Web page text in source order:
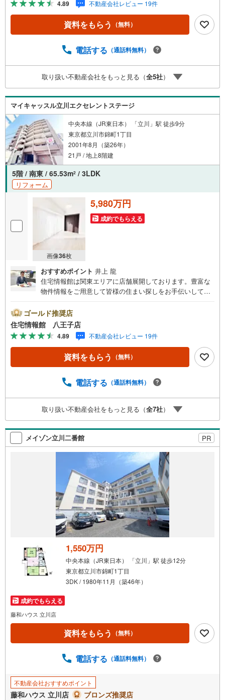
ますので、お気軽にご相談ください。
4.89 不動産会社レビュー 19件
資料をもらう （無料）
電話する （通話料無料）
取り扱い不動産会社をもっと見る（全5社）
マイキャッスル立川エクセレントステージ
中央本線（JR東日本） 「立川」駅 徒歩9分
東京都立川市錦町1丁目
2001年8月（築26年）
21戸 / 地上8階建
5階 / 南東 / 65.53m2 / 3LDK
リフォーム
画像36枚
5,980万円
成約でもらえる
おすすめポイント 井上 龍
住宅情報館は関東エリアに店舗展開しております。豊富な
物件情報をご用意して皆様の住まい探しをお手伝いしてお
さい。住宅ローン相談会も同時開催中無理のない住宅ロー
ンの試算やご購入の際にかかる諸費用の概算も行っており
ます。しっかりとした資金計画のアドバイスをさせて頂き
ますので、お気軽にご相談ください。
ゴールド推奨店
住宅情報館 八王子店
4.89 不動産会社レビュー 19件
資料をもらう （無料）
電話する （通話料無料）
取り扱い不動産会社をもっと見る（全7社）
メイゾン立川二番館 PR
1,550万円
中央本線（JR東日本） 「立川」駅 徒歩12分
東京都立川市錦町1丁目
3DK / 1980年11月（築46年）
成約でもらえる
藤和ハウス 立川店
資料をもらう （無料）
電話する （通話料無料）
不動産会社おすすめポイント
藤和ハウス 立川店 ブロンズ推奨店